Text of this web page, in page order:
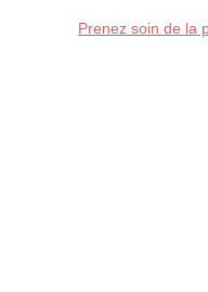
Prenez soin de la